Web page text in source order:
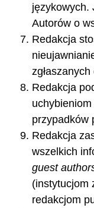
językowych.
Autorów o
Redakcja
Redakcja
przypadków
Redakcja
wszelkich
guest
(instytucjom
redakcjom